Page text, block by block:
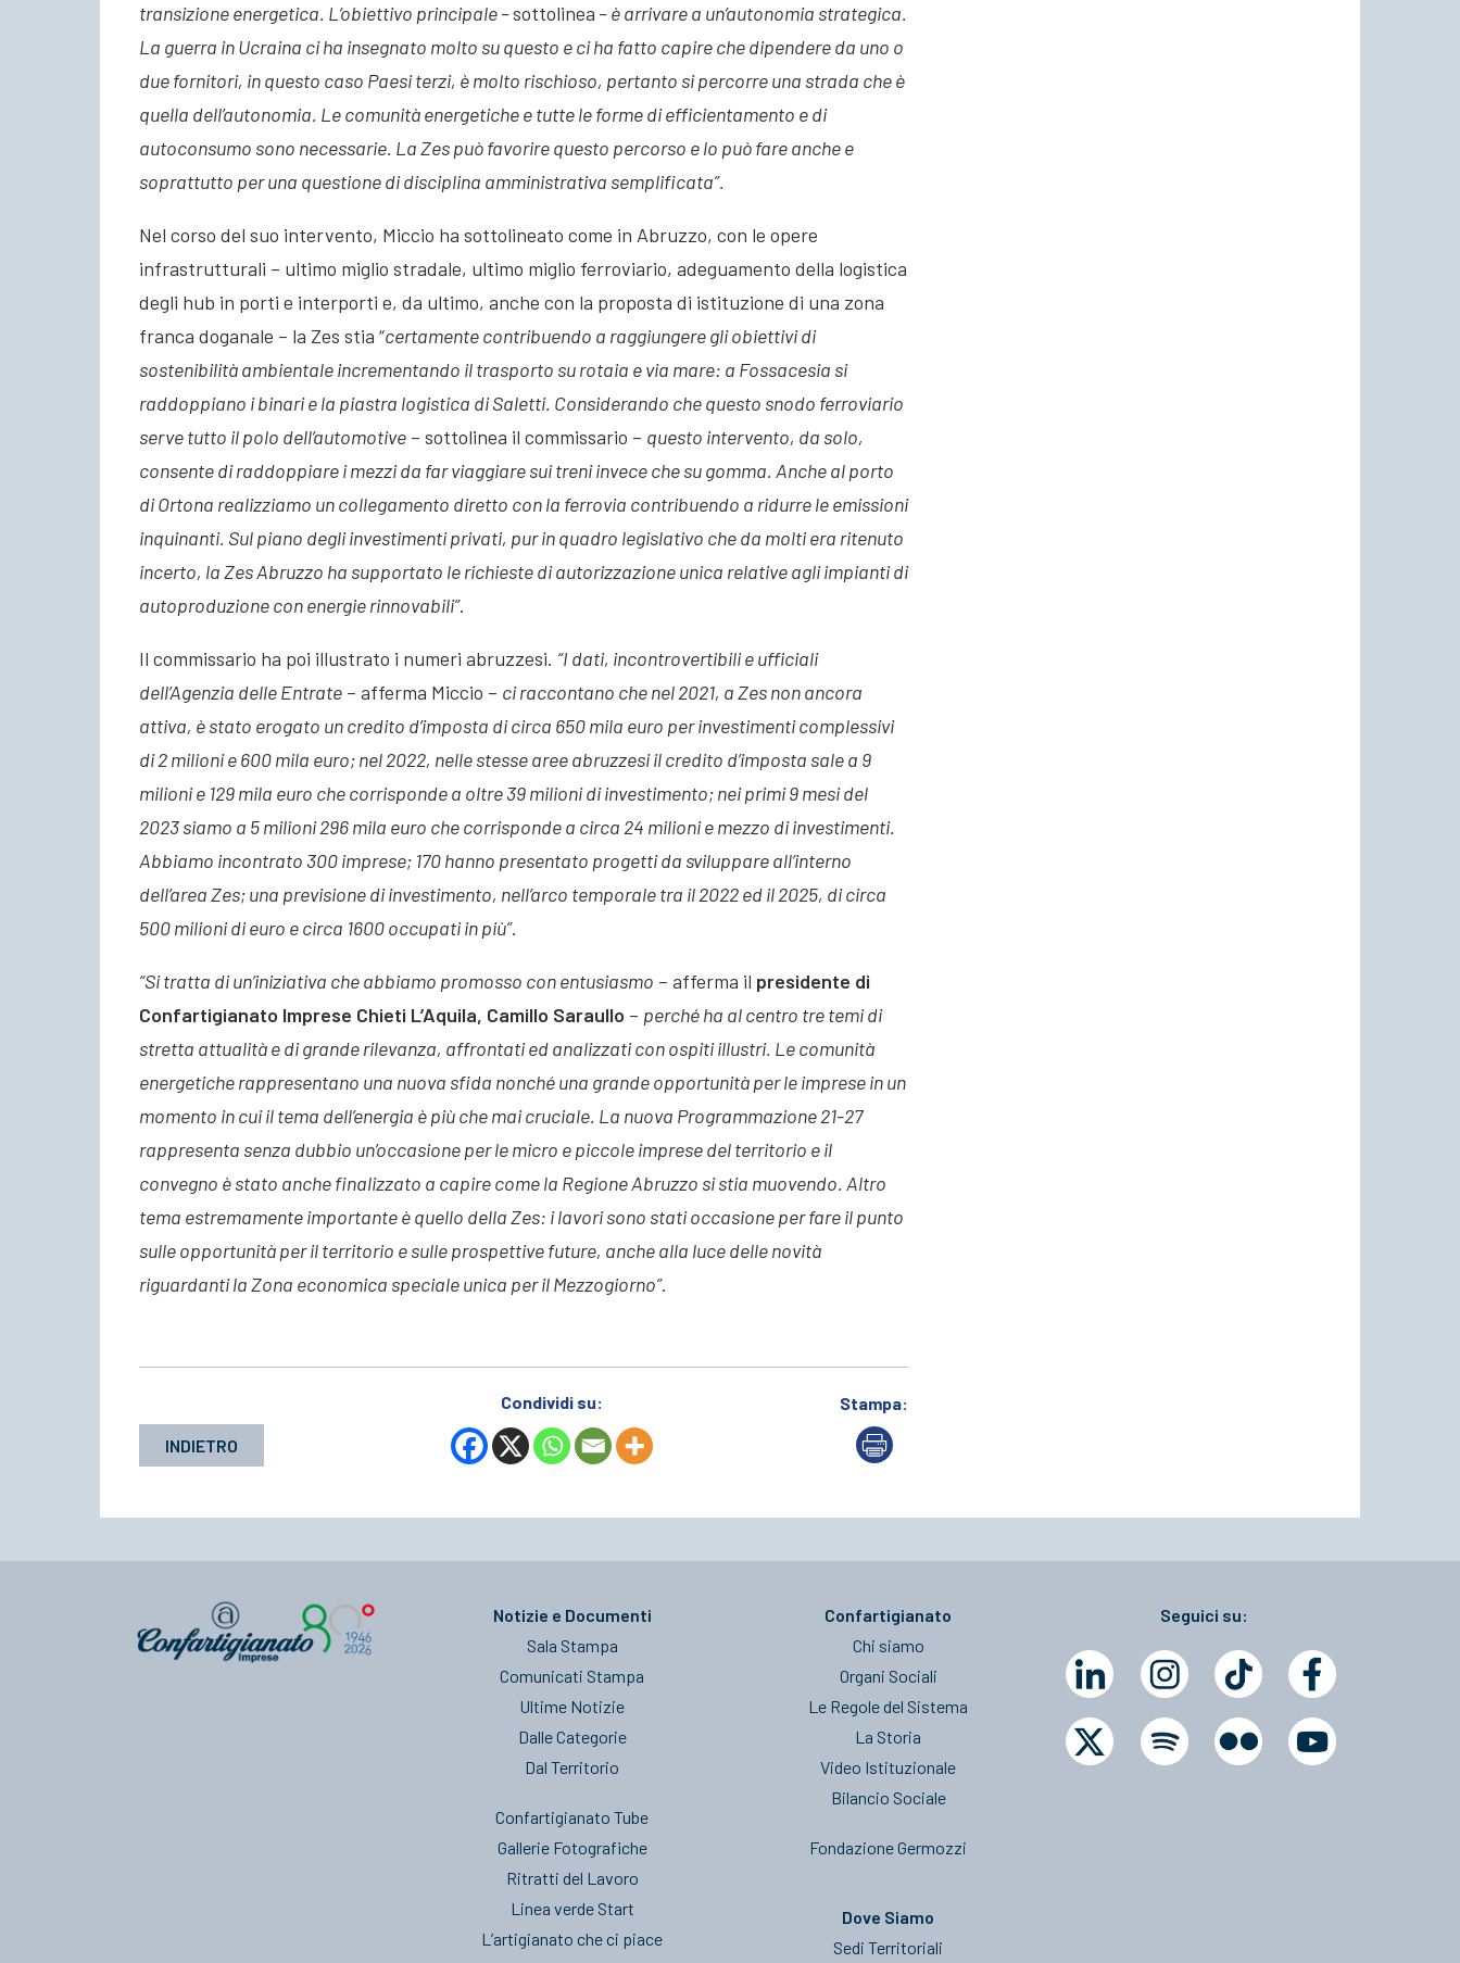
transizione energetica. L’obiettivo principale –sottolinea – è arrivare a un’autonomia strategica.
La guerra in Ucraina ci ha insegnato molto su questo e ci ha fatto capire che dipendere da uno o
due fornitori, in questo caso Paesi terzi, è molto rischioso, pertanto si percorre una strada che è
quella dell’autonomia. Le comunità energetiche e tutte le forme di efficientamento e di
autoconsumo sono necessarie. La Zes può favorire questo percorso e lo può fare anche e
soprattutto per una questione di disciplina amministrativa semplificata”.
Nel corso del suo intervento, Miccio ha sottolineato come in Abruzzo, con le opere
infrastrutturali – ultimo miglio stradale, ultimo miglio ferroviario, adeguamento della logistica
degli hub in porti e interporti e, da ultimo, anche con la proposta di istituzione di una zona
franca doganale – la Zes stia “certamente contribuendo a raggiungere gli obiettivi di
sostenibilità ambientale incrementando il trasporto su rotaia e via mare: a Fossacesia si
raddoppiano i binari e la piastra logistica di Saletti. Considerando che questo snodo ferroviario
serve tutto il polo dell’automotive – sottolinea il commissario – questo intervento, da solo,
consente di raddoppiare i mezzi da far viaggiare sui treni invece che su gomma. Anche al porto
di Ortona realizziamo un collegamento diretto con la ferrovia contribuendo a ridurre le emissioni
inquinanti. Sul piano degli investimenti privati, pur in quadro legislativo che da molti era ritenuto
incerto, la Zes Abruzzo ha supportato le richieste di autorizzazione unica relative agli impianti di
autoproduzione con energie rinnovabili”.
Il commissario ha poi illustrato i numeri abruzzesi. “I dati, incontrovertibili e ufficiali
dell’Agenzia delle Entrate – afferma Miccio – ci raccontano che nel 2021, a Zes non ancora
attiva, è stato erogato un credito d’imposta di circa 650 mila euro per investimenti complessivi
di 2 milioni e 600 mila euro; nel 2022, nelle stesse aree abruzzesi il credito d’imposta sale a 9
milioni e 129 mila euro che corrisponde a oltre 39 milioni di investimento; nei primi 9 mesi del
2023 siamo a 5 milioni 296 mila euro che corrisponde a circa 24 milioni e mezzo di investimenti.
Abbiamo incontrato 300 imprese; 170 hanno presentato progetti da sviluppare all’interno
dell’area Zes; una previsione di investimento, nell’arco temporale tra il 2022 ed il 2025, di circa
500 milioni di euro e circa 1600 occupati in più”.
“Si tratta di un’iniziativa che abbiamo promosso con entusiasmo – afferma il presidente di
Confartigianato Imprese Chieti L’Aquila, Camillo Saraullo – perché ha al centro tre temi di
stretta attualità e di grande rilevanza, affrontati ed analizzati con ospiti illustri. Le comunità
energetiche rappresentano una nuova sfida nonché una grande opportunità per le imprese in un
momento in cui il tema dell’energia è più che mai cruciale. La nuova Programmazione 21-27
rappresenta senza dubbio un’occasione per le micro e piccole imprese del territorio e il
convegno è stato anche finalizzato a capire come la Regione Abruzzo si stia muovendo. Altro
tema estremamente importante è quello della Zes: i lavori sono stati occasione per fare il punto
sulle opportunità per il territorio e sulle prospettive future, anche alla luce delle novità
riguardanti la Zona economica speciale unica per il Mezzogiorno”.
INDIETRO
Condividi su: Stampa:
Notizie e Documenti
Sala Stampa
Comunicati Stampa
Ultime Notizie
Dalle Categorie
Dal Territorio
Confartigianato Tube
Gallerie Fotografiche
Ritratti del Lavoro
Linea verde Start
L’artigianato che ci piace
Confartigianato
Chi siamo
Organi Sociali
Le Regole del Sistema
La Storia
Video Istituzionale
Bilancio Sociale
Fondazione Germozzi
Dove Siamo
Sedi Territoriali
Seguici su: